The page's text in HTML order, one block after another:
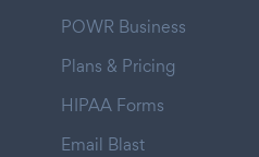
POWR Business
Plans & Pricing
HIPAA Forms
Email Blast